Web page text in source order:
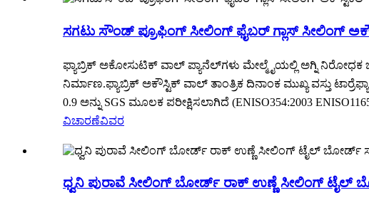
ಸಗಟು ಸೌಂಡ್ ಪ್ರೂಫಿಂಗ್ ಸೀಲಿಂಗ್ ಫೈಬರ್ ಗ್ಲಾಸ್ ಸೀಲಿಂಗ್
ಫ್ಯಾಬ್ರಿಕ್ ಅಕೋಸುಟಿಕ್ ವಾಲ್ ಪ್ಯಾನೆಲ್‌ಗಳು ಮೇಲ್ಮೈಯಲ್ಲಿ ಅಗ್ನಿ ನಿರೋಧಕ
ನಿರ್ಮಾಣ.ಫ್ಯಾಬ್ರಿಕ್ ಅಕೌಸ್ಟಿಕ್ ವಾಲ್ ತಾಂತ್ರಿಕ ದಿನಾಂಕ ಮುಖ್ಯ ವಸ್ತು
0.9 ಅನ್ನು SGS ಮೂಲಕ ಪರೀಕ್ಷಿಸಲಾಗಿದೆ (ENISO354:2003
ವಿಚಾರಣೆವಿವರ
ಧ್ವನಿ ಪುರಾವೆ ಸೀಲಿಂಗ್ ಬೋರ್ಡ್ ರಾಕ್ ಉಣ್ಣೆ ಸೀಲಿಂಗ್ ಟೈಲ್